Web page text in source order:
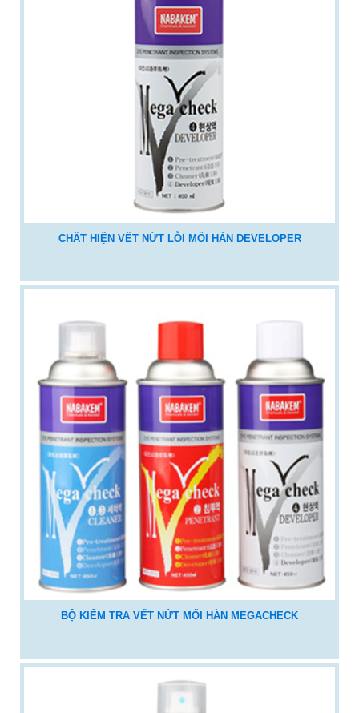
CHẤT HIỆN VẾT NỨT LỖI MỐI HÀN DEVELOPER
BỘ KIỂM TRA VẾT NỨT MỐI HÀN MEGACHECK